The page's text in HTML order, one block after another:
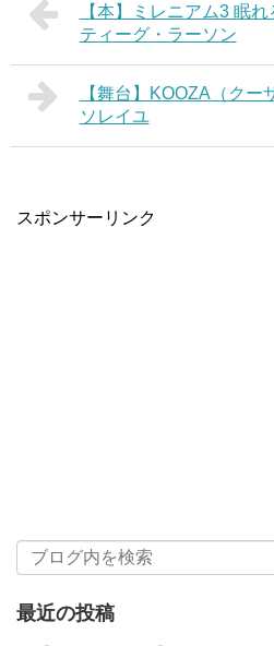
【本】ミレニアム3 眠
ティーグ・ラーソン
【舞台】KOOZA（クー
ソレイユ
スポンサーリンク
最近の投稿